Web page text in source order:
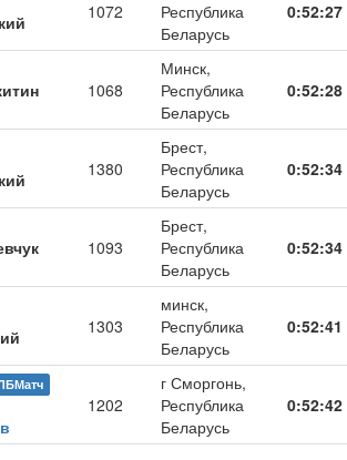
1072
Республика
Беларусь
0:52:27
1068
Минск,
Республика
Беларусь
0:52:28
1380
Брест,
Республика
Беларусь
0:52:34
1093
Брест,
Республика
Беларусь
0:52:34
1303
минск,
Республика
Беларусь
0:52:41
1202
г Сморгонь,
Республика
Беларусь
0:52:42